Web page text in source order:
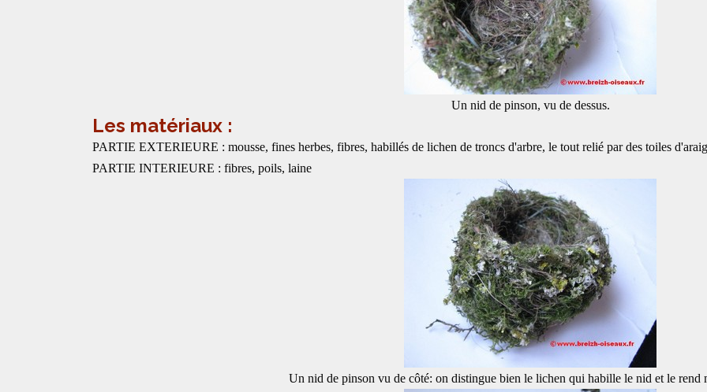
Un nid de pinson, vu de dessus.
Les matériaux :
PARTIE EXTERIEURE : mousse, fines herbes, fibres, habillés de lichen de troncs d'arbre, le tout relié par des toiles
PARTIE INTERIEURE : fibres, poils, laine
Un nid de pinson vu de côté: on distingue bien le lichen qui habille le nid et le rend